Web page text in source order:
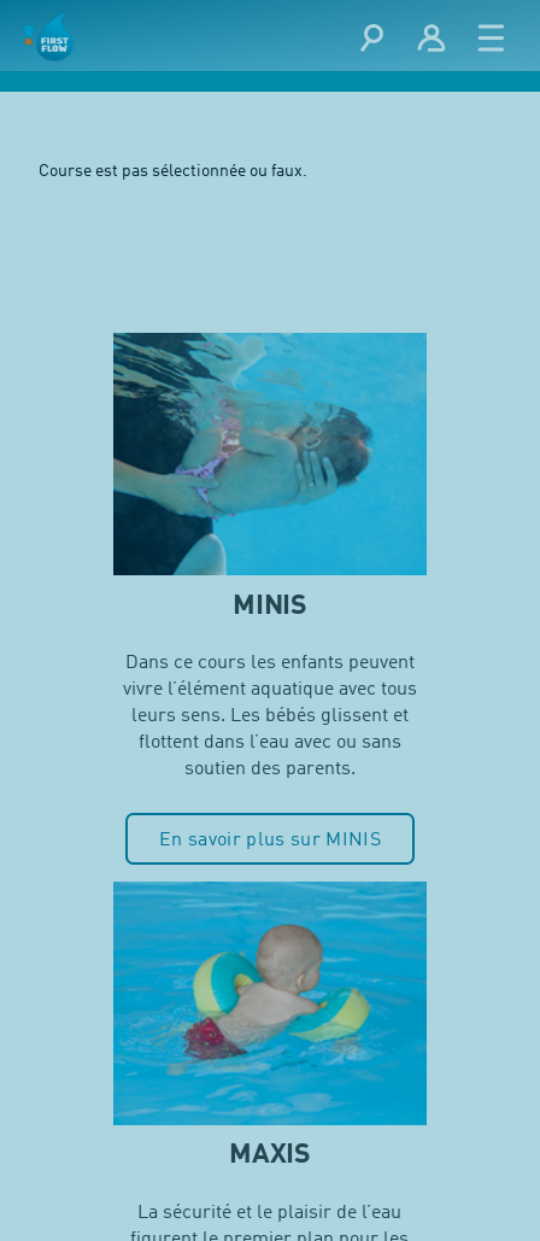
Course est pas sélectionnée ou faux.
MINIS
Dans ce cours les enfants peuvent
vivre l’élément aquatique avec tous
leurs sens. Les bébés glissent et
flottent dans l’eau avec ou sans
soutien des parents.
En savoir plus sur MINIS
MAXIS
La sécurité et le plaisir de l’eau